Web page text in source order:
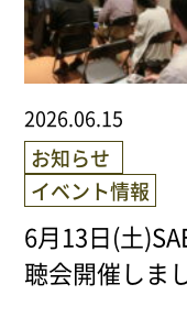
Tel.
【営業時間
2026.06.15
お知らせ
イベント情報
6月13日(土
聴会開催しま